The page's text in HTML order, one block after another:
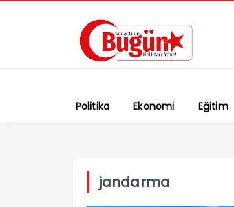
Politika Ekonomi Eğitim
jandarma